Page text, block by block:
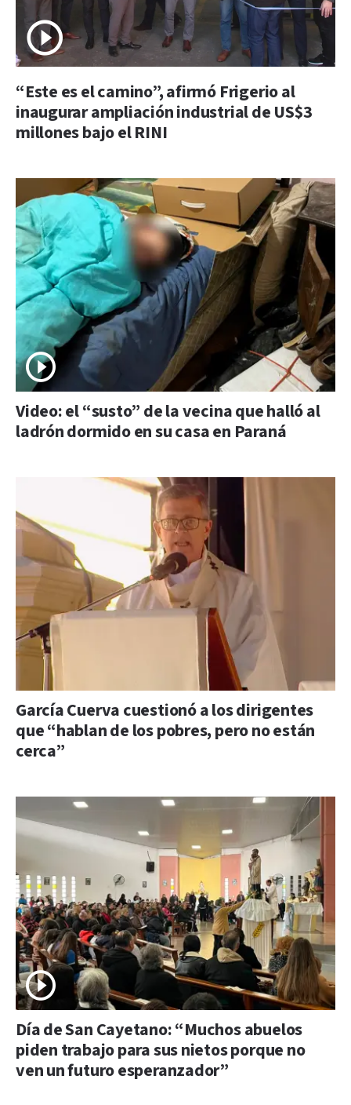
“Este es el camino”, afirmó Frigerio al
inaugurar ampliación industrial de US$3
millones bajo el RINI
Video: el “susto” de la vecina que halló al
ladrón dormido en su casa en Paraná
García Cuerva cuestionó a los dirigentes
que “hablan de los pobres, pero no están
cerca”
Día de San Cayetano: “Muchos abuelos
piden trabajo para sus nietos porque no
ven un futuro esperanzador”